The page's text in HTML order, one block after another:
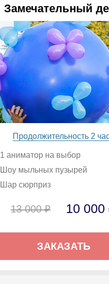
Замечательный
Продолжительность 2
1 аниматор на выбор
Шоу мыльных пузырей
Шар сюрприз
13 000 ₽ 10 000
ЗАКАЗАТЬ